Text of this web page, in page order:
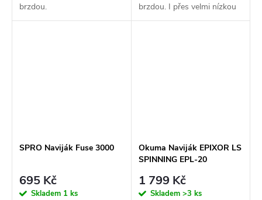
brzdou.
brzdou. I přes velmi nízkou
cenu je naviják osazen
SPRO Naviják Fuse 3000
695 Kč
Skladem 1 ks
Okuma Naviják EPIXOR LS
SPINNING EPL-20
1 799 Kč
Skladem >3 ks